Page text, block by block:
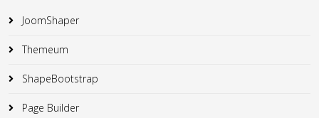
JoomShaper
Themeum
ShapeBootstrap
Page Builder